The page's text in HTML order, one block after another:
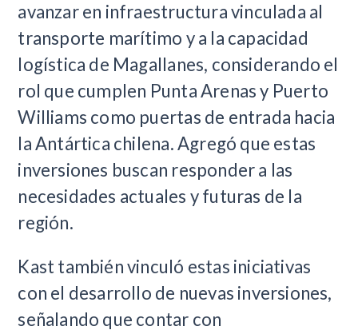
avanzar en infraestructura vinculada al
transporte marítimo y a la capacidad
logística de Magallanes, considerando el
rol que cumplen Punta Arenas y Puerto
Williams como puertas de entrada hacia
la Antártica chilena. Agregó que estas
inversiones buscan responder a las
necesidades actuales y futuras de la
región.
Kast también vinculó estas iniciativas
con el desarrollo de nuevas inversiones,
señalando que contar con